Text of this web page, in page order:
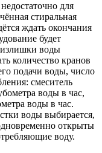
для
стиральная
ждать окончания
будет
излишки воды
количество кранов
подачи воды, число
смеситель
воды в час,
воды в час.
воды выбирается,
открыты
воду.